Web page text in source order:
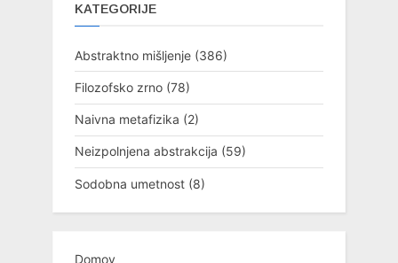
KATEGORIJE
Abstraktno mišljenje (386)
Filozofsko zrno (78)
Naivna metafizika (2)
Neizpolnjena abstrakcija (59)
Sodobna umetnost (8)
Domov